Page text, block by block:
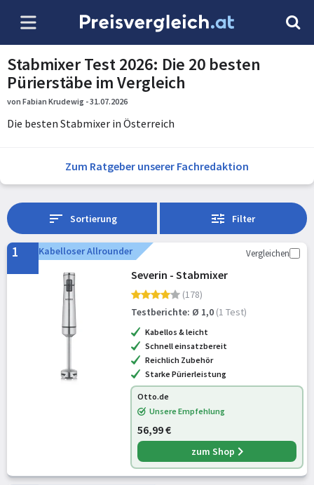
Stabmixer Test 2026: Die 20 besten
Pürierstäbe im Vergleich
von Fabian Krudewig - 31.07.2026
Die besten Stabmixer in Österreich
Zum Ratgeber unserer Fachredaktion
Sortierung Filter
1 Kabelloser Allrounder Vergleichen
Severin - Stabmixer
(178)
Testberichte: Ø 1,0 (1 Test)
Kabellos & leicht
Schnell einsatzbereit
Reichlich Zubehör
Starke Pürierleistung
Otto.de
Unsere Empfehlung
56,99 €
zum Shop